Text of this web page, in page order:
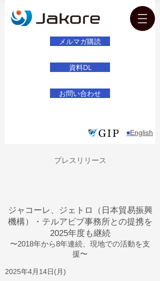
メルマガ購読
資料DL
お問い合わせ
​■English
プレスリリース
ジャコーレ、ジェトロ（日本貿易振興
機構）・テルアビブ事務所との提携を
2025年度も継続
〜2018年から8年連続、現地での活動を支
援〜
2025年4月14日(月)